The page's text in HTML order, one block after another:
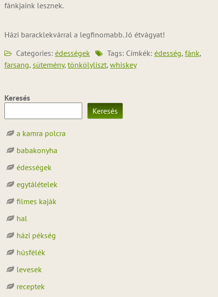
fánkjaink lesznek.
Házi baracklekvárral a legfinomabb. Jó étvágyat!
Categories: édességek Tags: Címkék: édesség, fánk,
farsang, sütemény, tönkölyliszt, whiskey
Keresés
Keresés
a kamra polcra
babakonyha
édességek
egytálételek
filmes kaják
hal
házi pékség
húsfélék
levesek
receptek